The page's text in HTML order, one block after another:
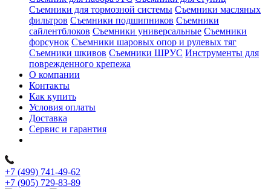
Съемники для тормозной системы Съемники масляных
фильтров Съемники подшипников Съемники
сайлентблоков Съемники универсальные Съемники
форсунок Съемники шаровых опор и рулевых тяг
Съемники шкивов Съемники ШРУС Инструменты для
поврежденного крепежа
О компании
Контакты
Как купить
Условия оплаты
Доставка
Сервис и гарантия
+7 (499) 741-49-62
+7 (905) 729-83-89